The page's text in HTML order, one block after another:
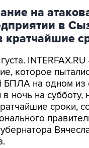
на
в
кратчайшие
INTERFAX.RU
которое
БПЛА на одном из
ночь на субботу,
сроки,